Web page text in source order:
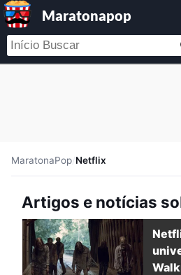
Maratonapop
MaratonaPop/Netflix
Artigos e notícias